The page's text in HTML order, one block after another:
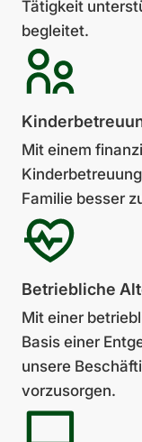
Tätigkeit
begleitet.
Mit einem
Familie besser
Betrieb­liche
Mit einer
Basis einer
unsere
vorzusorgen.